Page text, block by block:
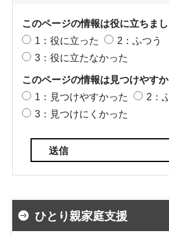
このページの情報は役に立ちま
1：役に立った
2：ふつう
3：役に立たなかった
このページの情報は見つけやす
1：見つけやすかった
2：
3：見つけにくかった
ひとり親家庭支援